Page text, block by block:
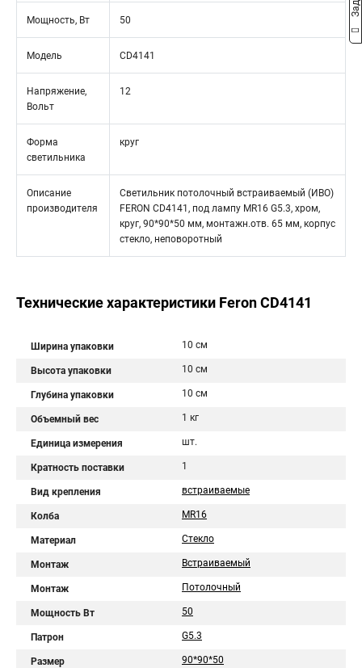
Мощность, Вт 50
Модель CD4141
Напряжение,
Вольт
12
Форма
светильника
круг
Описание
производителя
Светильник потолочный встраиваемый (ИВО)
FERON CD4141, под лампу MR16 G5.3, хром,
круг, 90*90*50 мм, монтажн.отв. 65 мм, корпус
стекло, неповоротный
Технические характеристики Feron CD4141
Ширина упаковки 10 см
Высота упаковки 10 см
Глубина упаковки 10 см
Объемный вес 1 кг
Единица измерения шт.
Кратность поставки 1
Вид крепления встраиваемые
Колба MR16
Материал Стекло
Монтаж Встраиваемый
Монтаж Потолочный
Мощность Вт 50
Патрон G5.3
Размер 90*90*50